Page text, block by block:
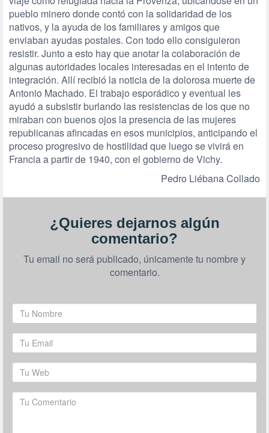
pueblo minero donde contó con la solidaridad de los
nativos, y la ayuda de los familiares y amigos que
enviaban ayudas postales. Con todo ello consiguieron
resistir. Junto a esto hay que anotar la colaboración de
algunas autoridades locales interesadas en el intento de
integración. Allí recibió la noticia de la dolorosa muerte de
Antonio Machado. El trabajo esporádico y eventual les
ayudó a subsistir burlando las resistencias de los que no
miraban con buenos ojos la presencia de las mujeres
republicanas afincadas en esos municipios, anticipando el
proceso progresivo de hostilidad que luego se vivirá en
Francia a partir de 1940, con el gobierno de Vichy.
Pedro Liébana Collado
¿Quieres dejarnos algún
comentario?
Tu email no será publicado, únicamente tu nombre y
comentario.